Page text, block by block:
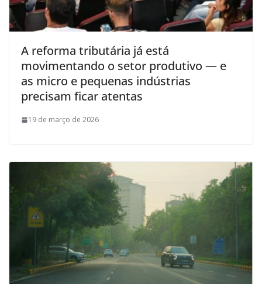
A reforma tributária já está
movimentando o setor produtivo — e
as micro e pequenas indústrias
precisam ficar atentas
19 de março de 2026